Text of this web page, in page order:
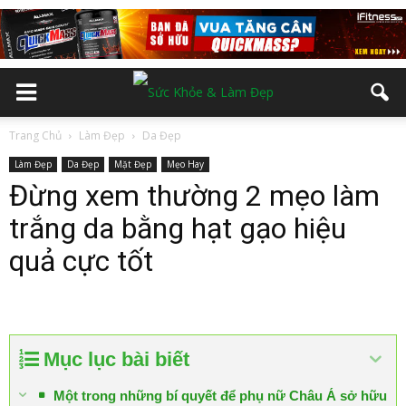
Trang Chủ Làm Đẹp Da Đẹp
Làm Đẹp Da Đẹp Mặt Đẹp Mẹo Hay
Đừng xem thường 2 mẹo làm
trắng da bằng hạt gạo hiệu
quả cực tốt
Mục lục bài biết
Một trong những bí quyết để phụ nữ Châu Á sở hữu